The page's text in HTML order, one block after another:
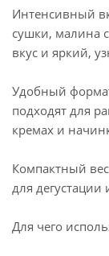
Интенсивный
сушки, малина
вкус и яркий,
Удобный
подходят для
кремах и
Компактный
для
Для чего